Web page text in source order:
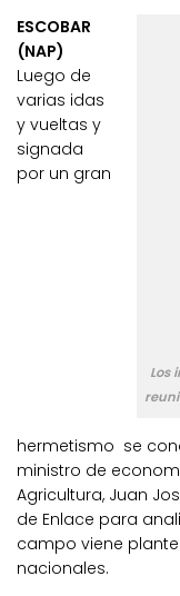
Los
ESCOBAR
(NAP)
Luego de
varias idas
y vueltas y
signada
por un gran
hermetismo se
ministro de
Agricultura, Juan
de Enlace para
campo viene
nacionales.